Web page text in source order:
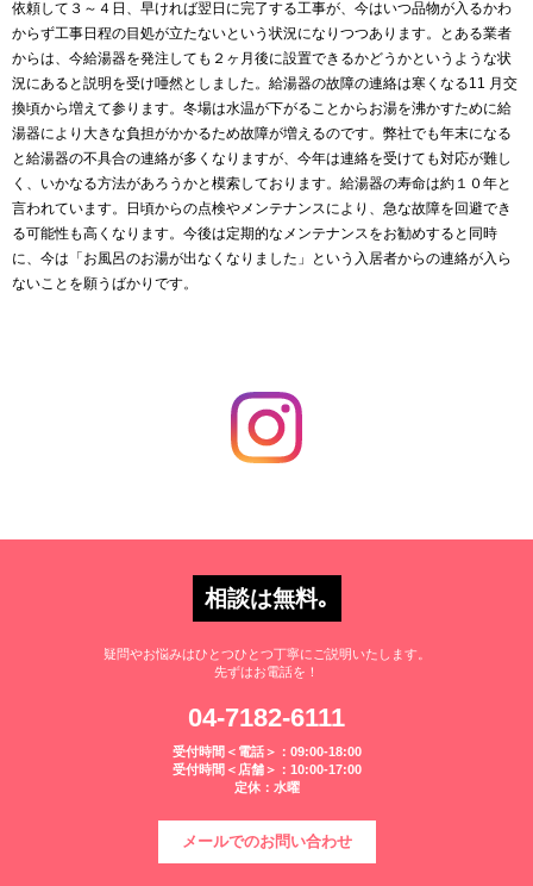
依頼して３～４日、早ければ翌日に完了する工事が、今はいつ品物が入るかわ
からず工事日程の目処が立たないという状況になりつつあります。とある業者
からは、今給湯器を発注しても２ヶ月後に設置できるかどうかというような状
況にあると説明を受け唖然としました。給湯器の故障の連絡は寒くなる11 月交
換頃から増えて参ります。冬場は水温が下がることからお湯を沸かすために給
湯器により大きな負担がかかるため故障が増えるのです。弊社でも年末になる
と給湯器の不具合の連絡が多くなりますが、今年は連絡を受けても対応が難し
く、いかなる方法があろうかと模索しております。給湯器の寿命は約１０年と
言われています。日頃からの点検やメンテナンスにより、急な故障を回避でき
る可能性も高くなります。今後は定期的なメンテナンスをお勧めすると同時
に、今は「お風呂のお湯が出なくなりました」という入居者からの連絡が入ら
ないことを願うばかりです。
相談は無料｡
疑問やお悩みはひとつひとつ丁寧にご説明いたします。
先ずはお電話を！
04-7182-6111
受付時間＜電話＞：09:00-18:00
受付時間＜店舗＞：10:00-17:00
定休：水曜
メールでのお問い合わせ